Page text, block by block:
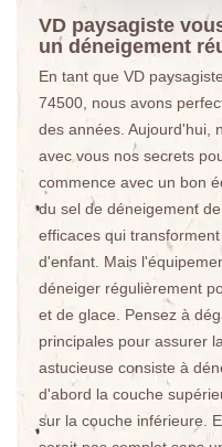
VD paysagiste
un déneigement
En tant que VD
74500, nous avons
des années. Aujourd'hui,
avec vous nos secrets
commence avec un bon
du sel de déneigement
efficaces qui
d'enfant. Mais
déneiger régulièrement
et de glace. Pensez à
principales pour assurer
astucieuse consiste à
d'abord la couche
sur la couche inférieure.